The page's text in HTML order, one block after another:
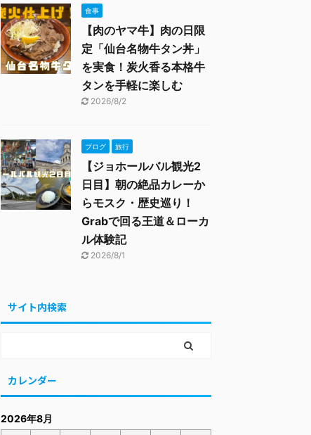
食事
【肉のヤマ牛】肉の日限
定「仙台名物牛タン丼」
を実食！炭火香る本格牛
タンを手軽に楽しむ
2026/8/2
ブログ 旅行
【ジョホールバル観光2
日目】朝の絶品カレーか
らモスク・歴史巡り！
Grabで回る王道＆ローカ
ル体験記
2026/8/1
サイト内検索
カレンダー
2026年8月